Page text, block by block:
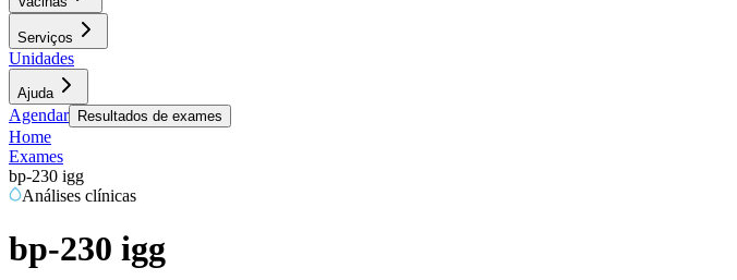
Serviços
Unidades
Ajuda
Agendar Resultados de exames
Home
Exames
bp-230 igg
Análises clínicas
bp-230 igg